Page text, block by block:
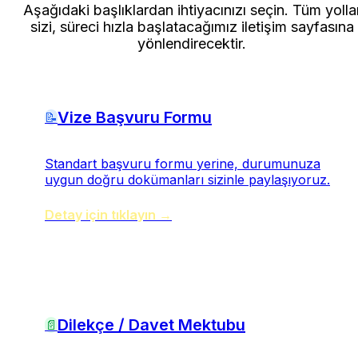
Aşağıdaki başlıklardan ihtiyacınızı seçin. Tüm
sizi, süreci hızla başlatacağımız iletişim sayfasına
yönlendirecektir.
📝Vize Başvuru Formu
Standart başvuru formu yerine, durumunuza
uygun doğru dokümanları sizinle paylaşıyoruz.
Detay için tıklayın →
📄Dilekçe / Davet Mektubu